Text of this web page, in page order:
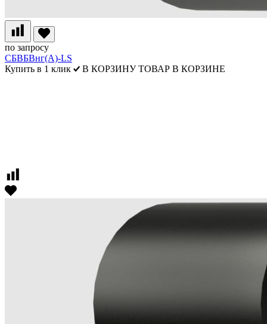
по запросу
СБВБВнг(А)-LS
Купить в 1 клик
В КОРЗИНУ ТОВАР В КОРЗИНЕ